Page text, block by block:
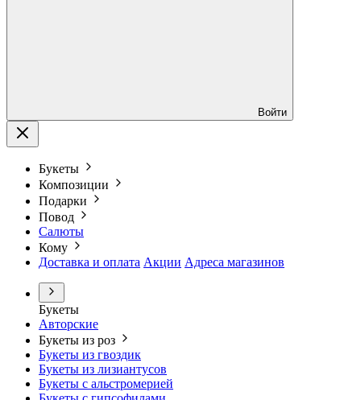
Войти
Букеты
Композиции
Подарки
Повод
Салюты
Кому
Доставка и оплата Акции Адреса магазинов
Букеты
Авторские
Букеты из роз
Букеты из гвоздик
Букеты из лизиантусов
Букеты с альстромерией